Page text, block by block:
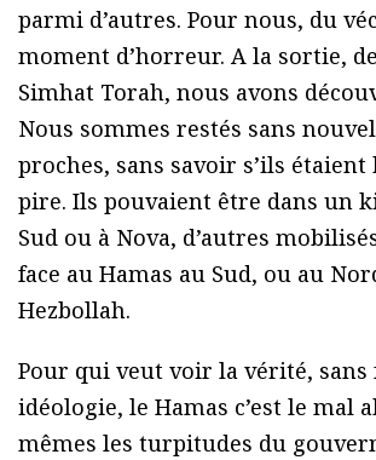
parmi d’autres. Pour nous, du
moment d’horreur. A la sortie,
Simhat Torah, nous avons
Nous sommes restés sans
proches, sans savoir s’ils étaient
pire. Ils pouvaient être dans un
Sud ou à Nova, d’autres
face au Hamas au Sud, ou au
Hezbollah.
Pour qui veut voir la vérité, sans
idéologie, le Hamas c’est le mal
mêmes les turpitudes du